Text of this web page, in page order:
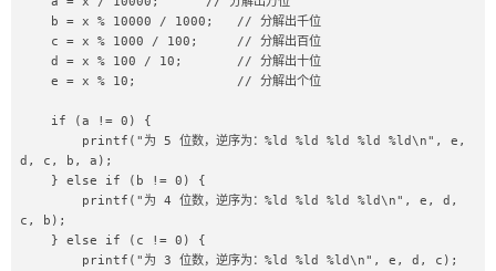
d, c, b, a);
c, b);